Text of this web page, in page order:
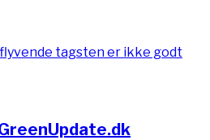
tagsten er ikke godt